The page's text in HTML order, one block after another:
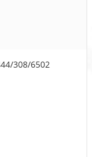
308/6502